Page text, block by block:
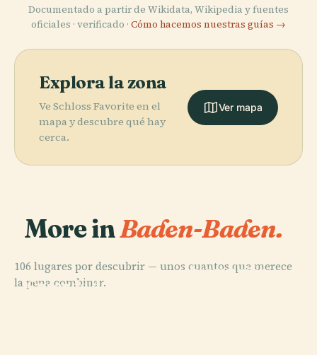
Documentado a partir de Wikidata, Wikipedia y fuentes
oficiales · verificado · Cómo hacemos nuestras guías →
Explora la zona
Ve Schloss Favorite en el
mapa y descubre qué hay
cerca.
Ver mapa
More inBaden-Baden.
106 lugares por descubrir — unos cuantos que merece
la pena combinar.
PLACE
Cascada de
Observación
PLACE